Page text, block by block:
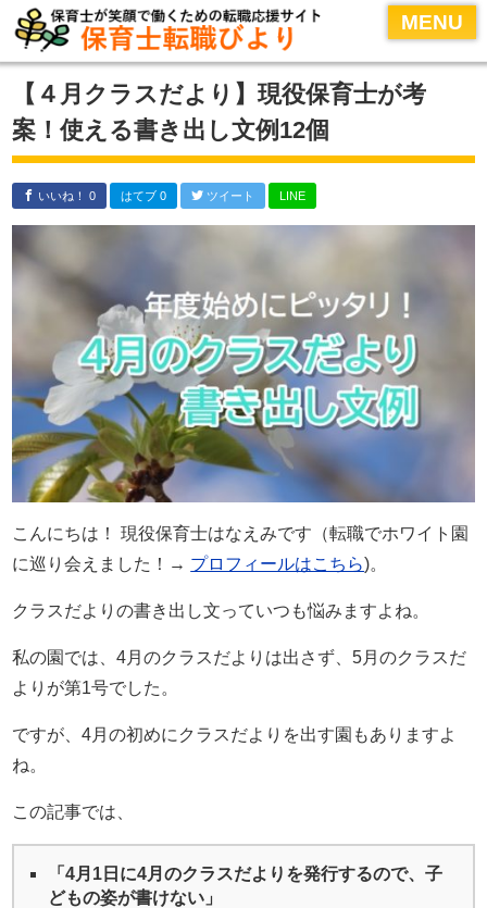
MENU
MENU
HOME
保育士転職のコツ
履歴書・面接対策
保育士転職サイトの活用術
運営者情報
【４月クラスだより】現役保育士が考
案！使える書き出し文例12個
いいね！ 0 はてブ 0 ツイート LINE
こんにちは！ 現役保育士はなえみです（転職でホワイト園
に巡り会えました！→ プロフィールはこちら)。
クラスだよりの書き出し文っていつも悩みますよね。
私の園では、4月のクラスだよりは出さず、5月のクラスだ
よりが第1号でした。
ですが、4月の初めにクラスだよりを出す園もありますよ
ね。
この記事では、
「4月1日に4月のクラスだよりを発行するので、子
どもの姿が書けない」